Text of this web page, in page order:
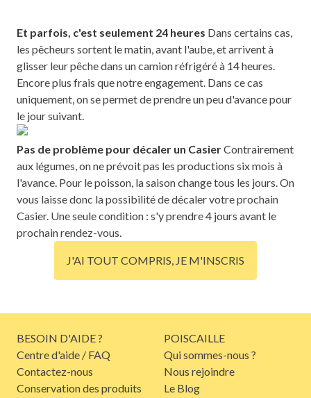
Et parfois, c'est seulement 24 heures Dans certains cas,
les pêcheurs sortent le matin, avant l'aube, et arrivent à
glisser leur pêche dans un camion réfrigéré à 14 heures.
Encore plus frais que notre engagement. Dans ce cas
uniquement, on se permet de prendre un peu d'avance pour
le jour suivant.
Pas de problème pour décaler un CasierContrairement
aux légumes, on ne prévoit pas les productions six mois à
l'avance. Pour le poisson, la saison change tous les jours. On
vous laisse donc la possibilité de décaler votre prochain
Casier. Une seule condition : s'y prendre 4 jours avant le
prochain rendez-vous.
J'AI TOUT COMPRIS, JE M'INSCRIS
BESOIN D'AIDE ?
Centre d'aide / FAQ
Contactez-nous
Conservation des produits
POISCAILLE
Qui sommes-nous ?
Nous rejoindre
Le Blog